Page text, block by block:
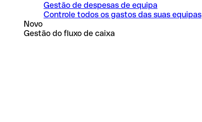
Gestão de despesas de equipa
Controle todos os gastos das suas equipas
Novo
Gestão do fluxo de caixa